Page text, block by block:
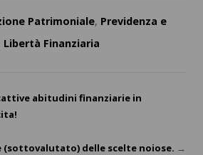
Patrimoniale, Previdenza e
Libertà Finanziaria
abitudini finanziarie in
(sottovalutato) delle scelte noiose. →